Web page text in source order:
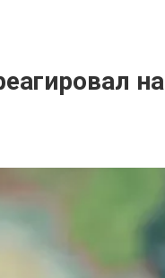
на